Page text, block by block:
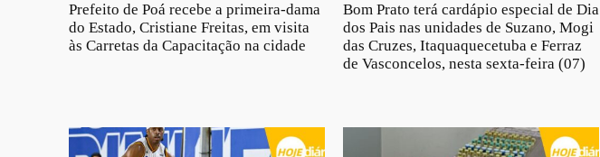
Prefeito de Poá recebe a primeira-dama
do Estado, Cristiane Freitas, em visita
às Carretas da Capacitação na cidade
Bom Prato terá cardápio especial de Dia
dos Pais nas unidades de Suzano, Mogi
das Cruzes, Itaquaquecetuba e Ferraz
de Vasconcelos, nesta sexta-feira (07)